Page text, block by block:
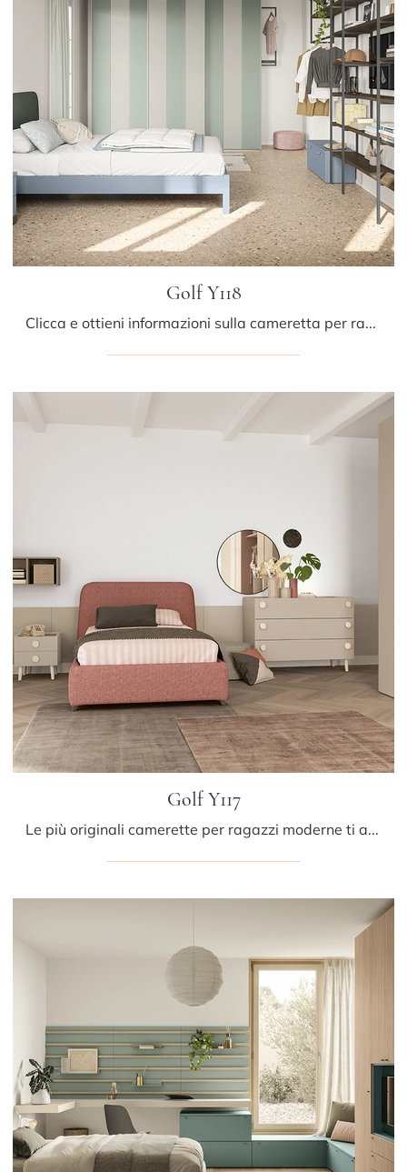
Golf Y118
Clicca e ottieni informazioni sulla cameretta per ragazzi Golf Y118! Le Camerette componibili Colombini Casa ti attendono.
Golf Y117
Le più originali camerette per ragazzi moderne ti attendono! Scopri il modello Golf Y117 di Colombini Casa.